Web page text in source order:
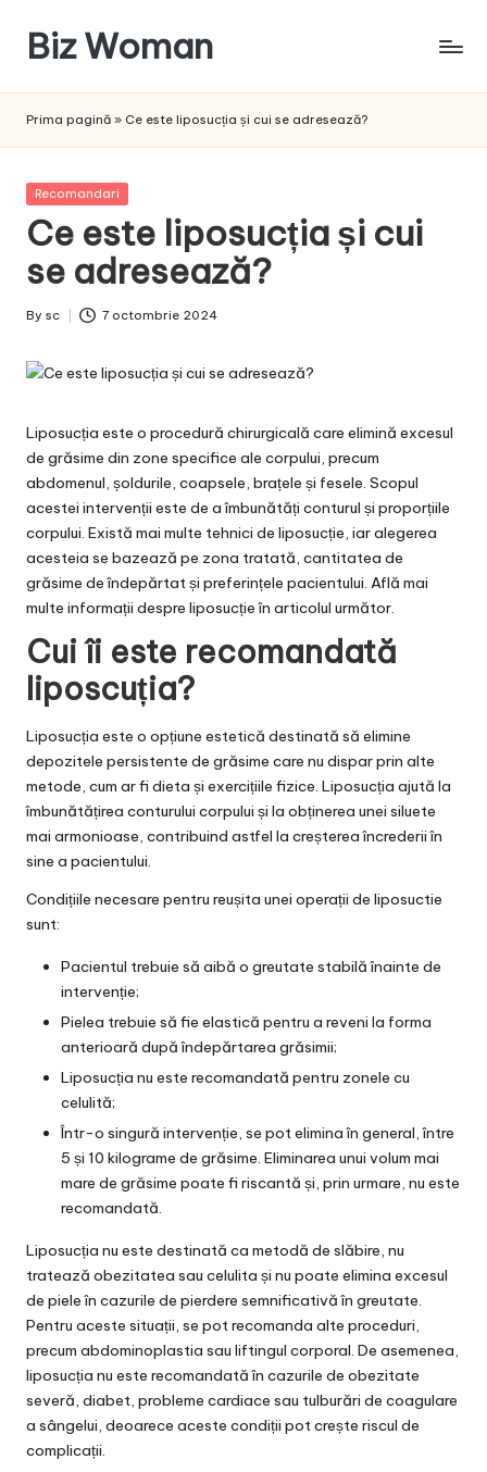
content
Biz Woman
succesul
Prima pagină » Ce este liposucția și cui se adresează?
Posted
Recomandari
Ce este liposucția și cui
se adresează?
Posted
By sc 7 octombrie 2024
Liposucția este o procedură chirurgicală care elimină excesul
de grăsime din zone specifice ale corpului, precum
abdomenul, șoldurile, coapsele, brațele și fesele. Scopul
acestei intervenții este de a îmbunătăți conturul și proporțiile
corpului. Există mai multe tehnici de liposucție, iar alegerea
acesteia se bazează pe zona tratată, cantitatea de
grăsime de îndepărtat și preferințele pacientului. Află mai
multe informații despre liposucție în articolul următor.
Cui îi este recomandată
liposcuția?
Liposucția este o opțiune estetică destinată să elimine
depozitele persistente de grăsime care nu dispar prin alte
metode, cum ar fi dieta și exercițiile fizice. Liposucția ajută la
îmbunătățirea conturului corpului și la obținerea unei siluete
mai armonioase, contribuind astfel la creșterea încrederii în
sine a pacientului.
Condițiile necesare pentru reușita unei operații de liposuctie
sunt:
Pacientul trebuie să aibă o greutate stabilă înainte de
intervenție;
Pielea trebuie să fie elastică pentru a reveni la forma
anterioară după îndepărtarea grăsimii;
Liposucția nu este recomandată pentru zonele cu
celulită;
Într-o singură intervenție, se pot elimina în general, între
5 și 10 kilograme de grăsime. Eliminarea unui volum mai
mare de grăsime poate fi riscantă și, prin urmare, nu este
recomandată.
Liposucția nu este destinată ca metodă de slăbire, nu
tratează obezitatea sau celulita și nu poate elimina excesul
de piele în cazurile de pierdere semnificativă în greutate.
Pentru aceste situații, se pot recomanda alte proceduri,
precum abdominoplastia sau liftingul corporal. De asemenea,
liposucția nu este recomandată în cazurile de obezitate
severă, diabet, probleme cardiace sau tulburări de coagulare
a sângelui, deoarece aceste condiții pot crește riscul de
complicații.